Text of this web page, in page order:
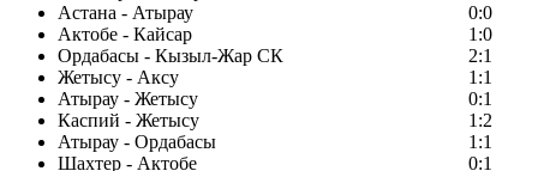
Астана - Атырау
0:0
Актобе - Кайсар
1:0
Ордабасы - Кызыл-Жар СК
2:1
Жетысу - Аксу
1:1
Атырау - Жетысу
0:1
Каспий - Жетысу
1:2
Атырау - Ордабасы
1:1
Шахтер - Актобе
0:1